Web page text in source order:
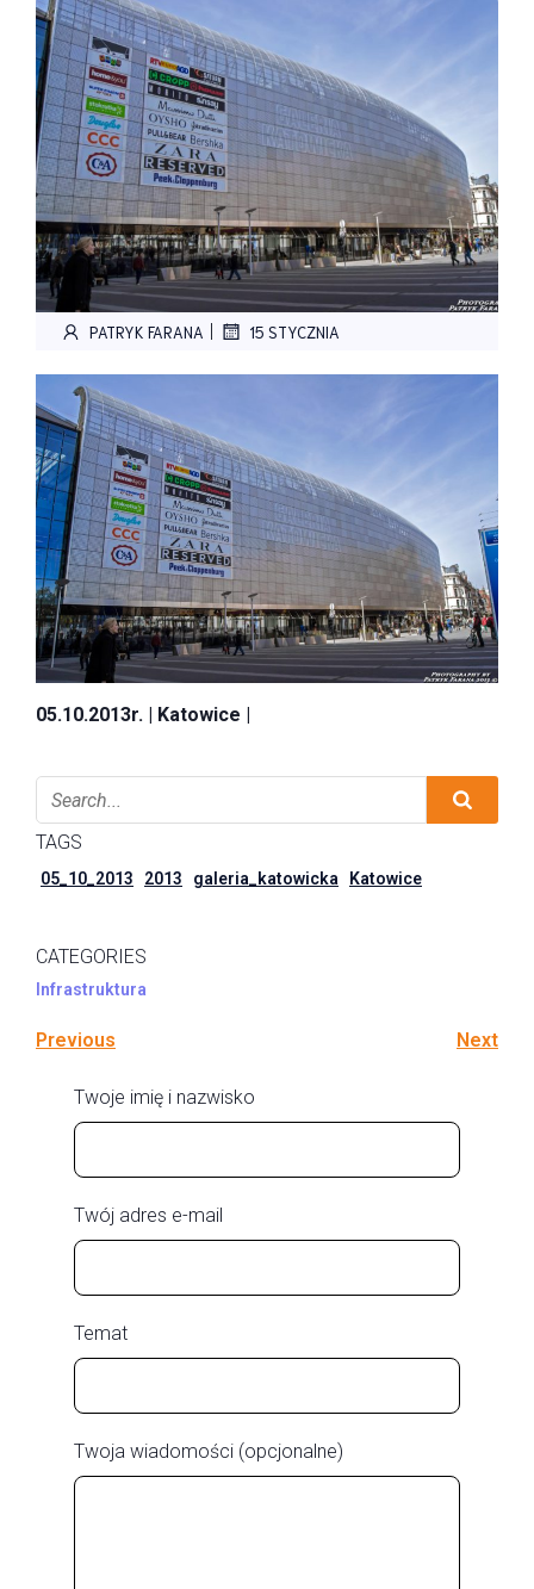
PATRYK FARANA | 15 STYCZNIA
05.10.2013r. | Katowice |
TAGS
05_10_2013 2013 galeria_katowicka Katowice
CATEGORIES
Infrastruktura
Previous Next
Twoje imię i nazwisko
Twój adres e-mail
Temat
Twoja wiadomości (opcjonalne)